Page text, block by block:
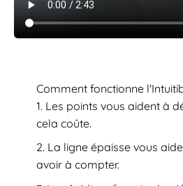
Comment fonctionne
Les points vous aident à
cela coûte.
La ligne épaisse vous
avoir à compter.